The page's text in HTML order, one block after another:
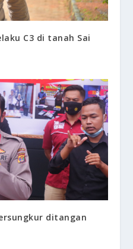
C3 di tanah Sai
ditangan